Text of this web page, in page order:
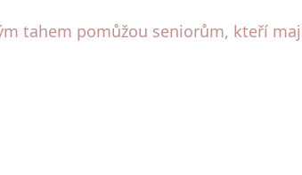
tahem pomůžou seniorům, kteří